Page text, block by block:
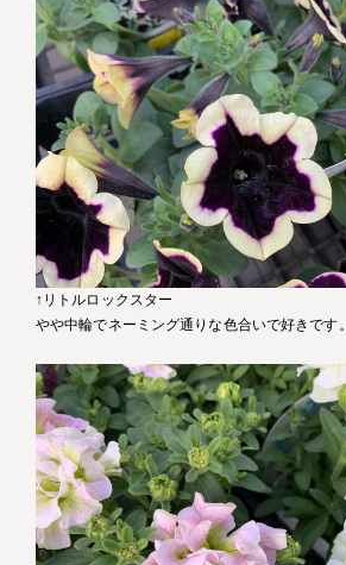
↑リトルロックスター
やや中輪でネーミング通りな色合いで好きです。